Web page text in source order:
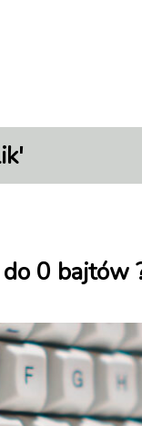
'
0 bajtów